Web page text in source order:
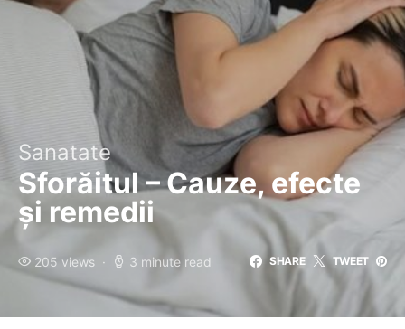
Sanatate
Sforăitul – Cauze, efecte
și remedii
205 views 3 minute read SHARE TWEET